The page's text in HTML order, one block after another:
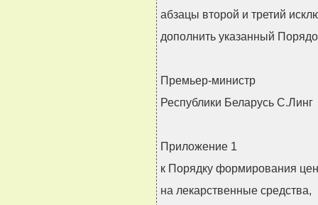
абзацы второй и третий
дополнить указанный
Премьер-министр
Республики Беларусь С.Линг
Приложение 1
к Порядку формирования цен
на лекарственные средства,